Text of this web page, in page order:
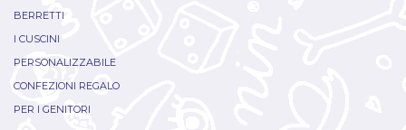
BERRETTI
I CUSCINI
PERSONALIZZABILE
CONFEZIONI REGALO
PER I GENITORI